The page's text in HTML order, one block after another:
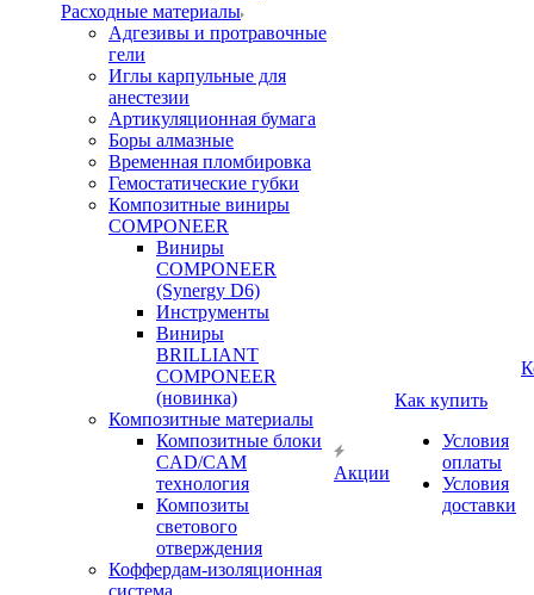
Расходные материалы
Адгезивы и протравочные
гели
Иглы карпульные для
анестезии
Артикуляционная бумага
Боры алмазные
Временная пломбировка
Гемостатические губки
Композитные виниры
COMPONEER
Виниры
COMPONEER
(Synergy D6)
Инструменты
Виниры
BRILLIANT
COMPONEER
(новинка)
Композитные материалы
Композитные блоки
CAD/СAM
технология
Композиты
светового
отверждения
Коффердам-изоляционная
система
Акции
Как купить
Условия
оплаты
Условия
доставки